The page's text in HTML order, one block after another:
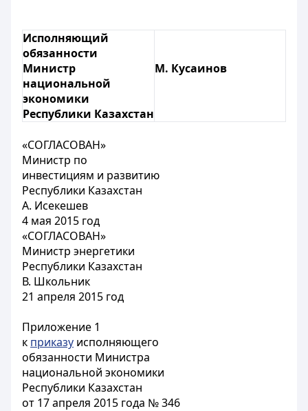
Исполняющий
обязанности
Министр
национальной
экономики
Республики Казахстан
М. Кусаинов
«СОГЛАСОВАН»
Министр по
инвестициям и развитию
Республики Казахстан
А. Исекешев
4 мая 2015 год
«СОГЛАСОВАН»
Министр энергетики
Республики Казахстан
В. Школьник
21 апреля 2015 год
Приложение 1
к приказу исполняющего
обязанности Министра
национальной экономики
Республики Казахстан
от 17 апреля 2015 года № 346